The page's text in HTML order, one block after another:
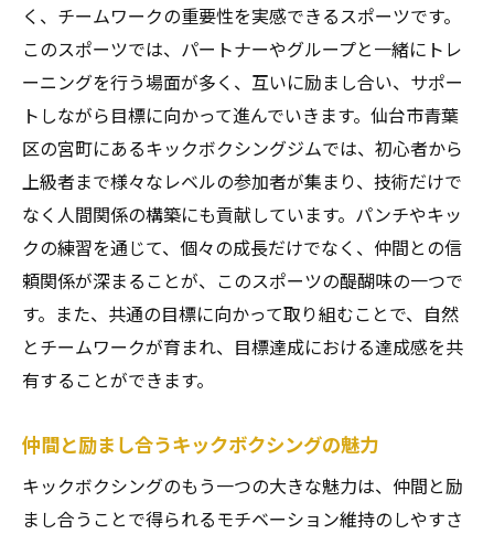
く、チームワークの重要性を実感できるスポーツです。
このスポーツでは、パートナーやグループと一緒にトレ
ーニングを行う場面が多く、互いに励まし合い、サポー
トしながら目標に向かって進んでいきます。仙台市青葉
区の宮町にあるキックボクシングジムでは、初心者から
上級者まで様々なレベルの参加者が集まり、技術だけで
なく人間関係の構築にも貢献しています。パンチやキッ
クの練習を通じて、個々の成長だけでなく、仲間との信
頼関係が深まることが、このスポーツの醍醐味の一つで
す。また、共通の目標に向かって取り組むことで、自然
とチームワークが育まれ、目標達成における達成感を共
有することができます。
仲間と励まし合うキックボクシングの魅力
キックボクシングのもう一つの大きな魅力は、仲間と励
まし合うことで得られるモチベーション維持のしやすさ